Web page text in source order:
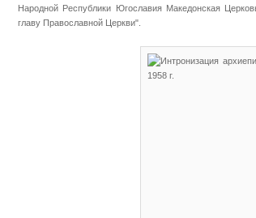
Народной Республики Югославия Македонская
главу Православной Церкви".